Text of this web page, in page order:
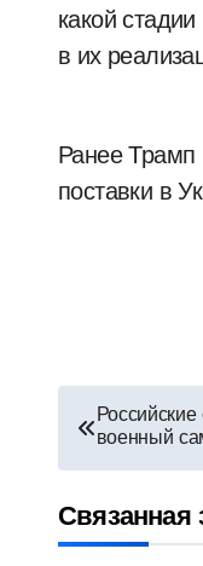
какой
в их
Ранее Трамп
поставки в
по
военный
Связанная